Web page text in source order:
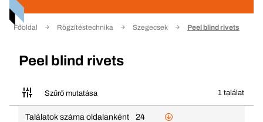
Főoldal Rögzítéstechnika Szegecsek Peel blind rivets
Peel blind rivets
Szűrő mutatása 1 találat
Találatok száma oldalanként
24